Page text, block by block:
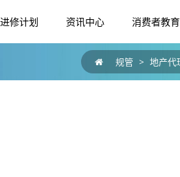
修计划 资讯中心 消费者教
规管 > 地产代